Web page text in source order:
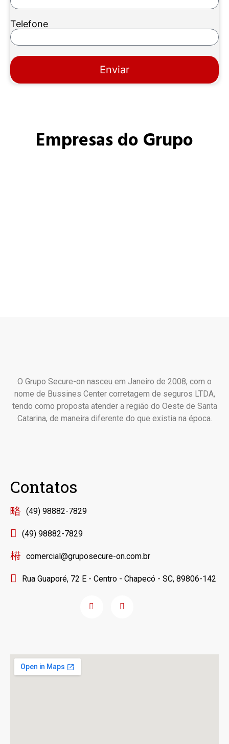
Telefone
Enviar
Empresas do Grupo
O Grupo Secure-on nasceu em Janeiro de 2008, com o
nome de Bussines Center corretagem de seguros LTDA,
tendo como proposta atender a região do Oeste de Santa
Catarina, de maneira diferente do que existia na época.
Contatos
(49) 98882-7829
(49) 98882-7829
comercial@gruposecure-on.com.br
Rua Guaporé, 72 E - Centro - Chapecó - SC, 89806-142